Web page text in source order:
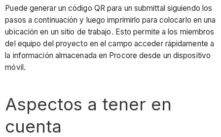
Puede generar un código QR para un submittal siguiendo los
pasos a continuación y luego imprimirlo para colocarlo en una
ubicación en un sitio de trabajo. Esto permite a los miembros
del equipo del proyecto en el campo acceder rápidamente a
la información almacenada en Procore desde un dispositivo
móvil.
Aspectos a tener en
cuenta